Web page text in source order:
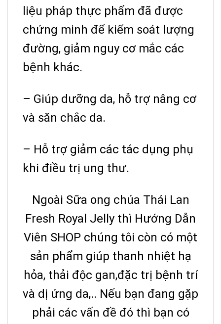
liệu pháp thực phẩm đã được
chứng minh để kiểm soát lượng
đường, giảm nguy cơ mắc các
bệnh khác.
– Giúp dưỡng da, hỗ trợ nâng cơ
và săn chắc da.
– Hỗ trợ giảm các tác dụng phụ
khi điều trị ung thư.
Ngoài Sữa ong chúa Thái Lan
Fresh Royal Jelly thì Hướng Dẫn
Viên SHOP chúng tôi còn có một
sản phẩm giúp thanh nhiệt hạ
hỏa, thải độc gan,đặc trị bệnh trí
và dị ứng da,.. Nếu bạn đang gặp
phải các vấn đề đó thì bạn có